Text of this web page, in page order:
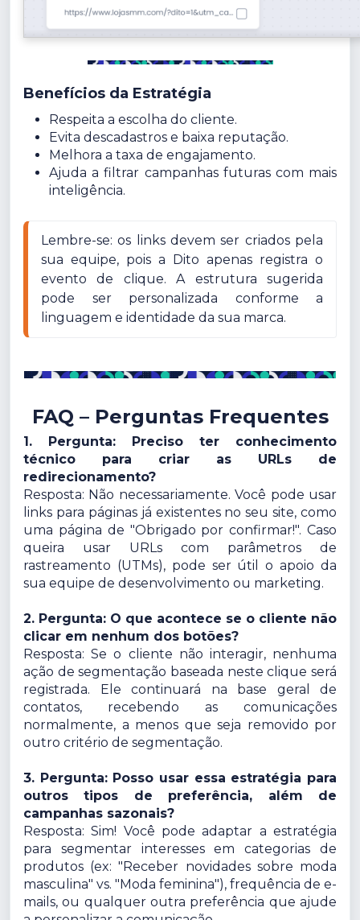
Benefícios da Estratégia
Respeita a escolha do cliente.
Evita descadastros e baixa reputação.
Melhora a taxa de engajamento.
Ajuda a filtrar campanhas futuras com mais
inteligência.
Lembre-se: os links devem ser criados pela
sua equipe, pois a Dito apenas registra o
evento de clique. A estrutura sugerida
pode ser personalizada conforme a
linguagem e identidade da sua marca.
FAQ – Perguntas Frequentes
1. Pergunta: Preciso ter conhecimento
técnico para criar as URLs de
redirecionamento?
Resposta: Não necessariamente. Você pode usar
links para páginas já existentes no seu site, como
uma página de "Obrigado por confirmar!". Caso
queira usar URLs com parâmetros de
rastreamento (UTMs), pode ser útil o apoio da
sua equipe de desenvolvimento ou marketing.
2. Pergunta: O que acontece se o cliente não
clicar em nenhum dos botões?
Resposta: Se o cliente não interagir, nenhuma
ação de segmentação baseada neste clique será
registrada. Ele continuará na base geral de
contatos, recebendo as comunicações
normalmente, a menos que seja removido por
outro critério de segmentação.
3. Pergunta: Posso usar essa estratégia para
outros tipos de preferência, além de
campanhas sazonais?
Resposta: Sim! Você pode adaptar a estratégia
para segmentar interesses em categorias de
produtos (ex: "Receber novidades sobre moda
masculina" vs. "Moda feminina"), frequência de e-
mails, ou qualquer outra preferência que ajude